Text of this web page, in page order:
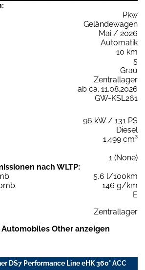
Pkw
Geländewagen
Mai / 2026
Automatik
10 km
5
Grau
Zentrallager
ab ca. 11.08.2026
GW-KSL261
96 kW / 131 PS
Diesel
1.499 cm³
1 (None)
nach WLTP:
5,6 l/100km
146 g/km
E
Zentrallager
Automobiles Other anzeigen
DS7 Performance Line eHK 360° ACC